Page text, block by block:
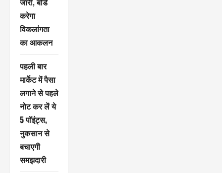
करेगा
विकलांगता
का आकलन
पहली बार
मार्केट में पैसा
लगाने से पहले
नोट कर लें ये
5 पॉइंट्स,
नुकसान से
बचाएगी
समझदारी